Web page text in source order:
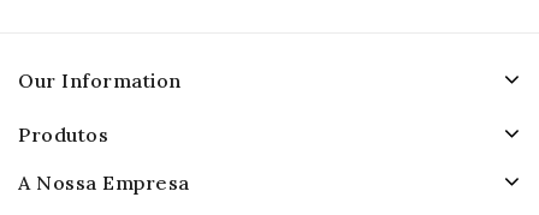
Our Information
Produtos
A Nossa Empresa